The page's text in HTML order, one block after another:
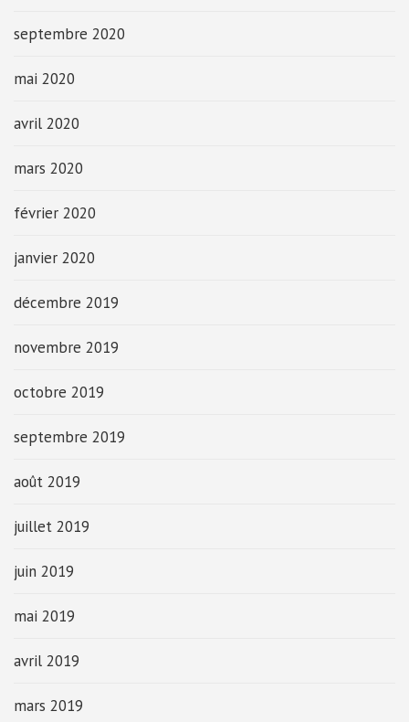
septembre 2020
mai 2020
avril 2020
mars 2020
février 2020
janvier 2020
décembre 2019
novembre 2019
octobre 2019
septembre 2019
août 2019
juillet 2019
juin 2019
mai 2019
avril 2019
mars 2019